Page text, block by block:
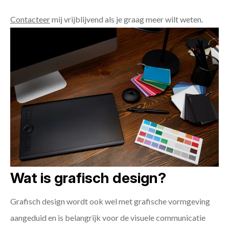
Contacteermij vrijblijvend als je graag meer wilt weten.
Wat is grafisch design?
Grafisch design wordt ook wel met grafische vormgeving
aangeduid en is belangrijk voor de visuele communicatie